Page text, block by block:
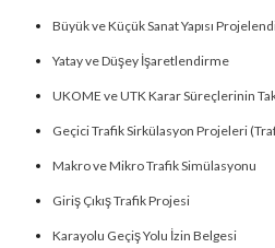
Büyük ve Küçük Sanat Yapısı
Yatay ve Düşey İşaretlendirme
UKOME ve UTK Karar Süreçlerinin
Geçici Trafik Sirkülasyon Projeleri
Makro ve Mikro Trafik Simülasyonu
Giriş Çıkış Trafik Projesi
Karayolu Geçiş Yolu İzin Belgesi